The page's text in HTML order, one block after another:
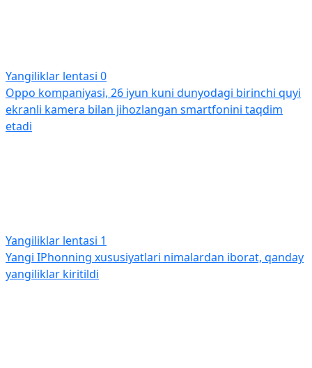
Yangiliklar lentasi 0
Oppo kompaniyasi, 26 iyun kuni dunyodagi birinchi quyi
ekranli kamera bilan jihozlangan smartfonini taqdim
etadi
Yangiliklar lentasi 1
Yangi IPhonning xususiyatlari nimalardan iborat, qanday
yangiliklar kiritildi